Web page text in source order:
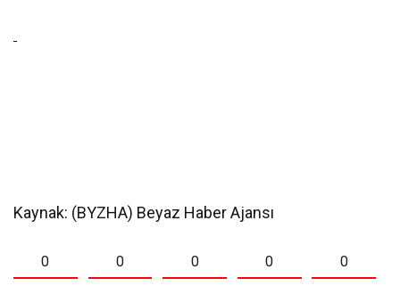
Kaynak: (BYZHA) Beyaz Haber Ajansı
0 0 0 0 0